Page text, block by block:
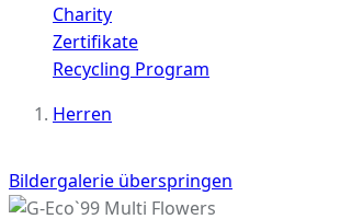
Charity
Zertifikate
Recycling Program
Herren
Bildergalerie überspringen